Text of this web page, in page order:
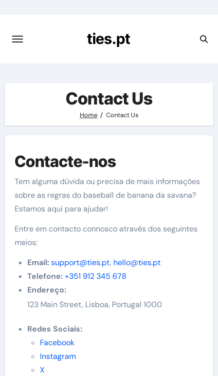
content
ties.pt
Contact Us
Home Contact Us
Contacte-nos
Tem alguma dúvida ou precisa de mais informações
sobre as regras do baseball de banana da savana?
Estamos aqui para ajudar!
Entre em contacto connosco através dos seguintes
meios:
Email: support@ties.pt, hello@ties.pt
Telefone: +351 912 345 678
Endereço:
123 Main Street, Lisboa, Portugal 1000
Redes Sociais:
Facebook
Instagram
X